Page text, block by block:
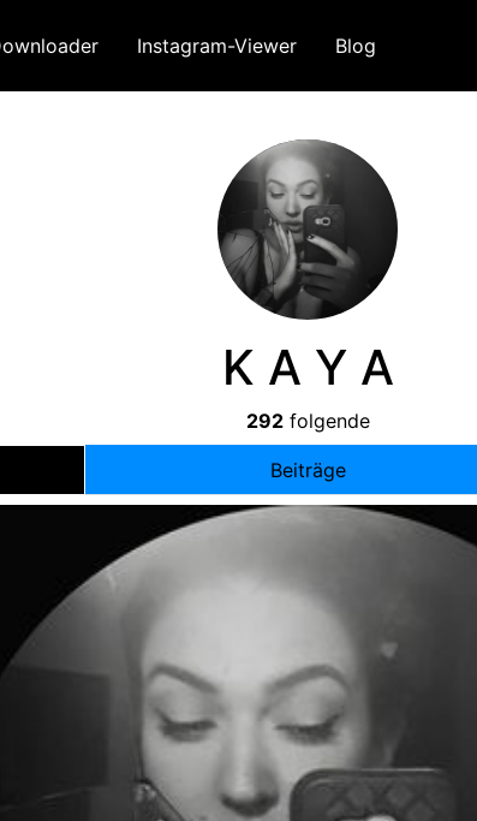
Instagram-Viewer Blog
K A Y A
292folgende
Beiträge